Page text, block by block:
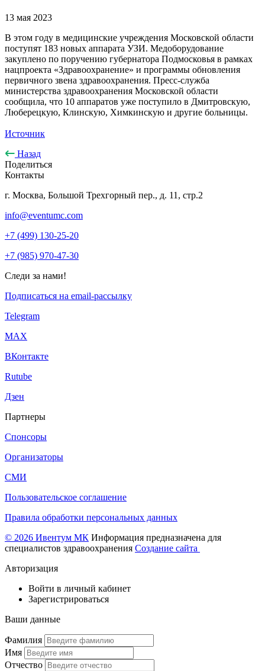
13 мая 2023
В этом году в медицинские учреждения Московской области
поступят 183 новых аппарата УЗИ. Медоборудование
закуплено по поручению губернатора Подмосковья в рамках
нацпроекта «Здравоохранение» и программы обновления
первичного звена здравоохранения. Пресс-служба
министерства здравоохранения Московской области
сообщила, что 10 аппаратов уже поступило в Дмитровскую,
Люберецкую, Клинскую, Химкинскую и другие больницы.
Источник
Назад
Поделиться
Контакты
г. Москва, Большой Трехгорный пер., д. 11, стр.2
info@eventumc.com
+7 (499) 130-25-20
+7 (985) 970-47-30
Следи за нами!
Подписаться на email-рассылку
Telegram
МАХ
ВКонтакте
Rutube
Дзен
Партнеры
Спонсоры
Организаторы
СМИ
Пользовательское соглашение
Правила обработки персональных данных
© 2026 Ивентум МК Информация предназначена для
специалистов здравоохранения Создание сайта
Авторизация
Войти в личный кабинет
Зарегистрироваться
Ваши данные
Фамилия
Имя
Отчество